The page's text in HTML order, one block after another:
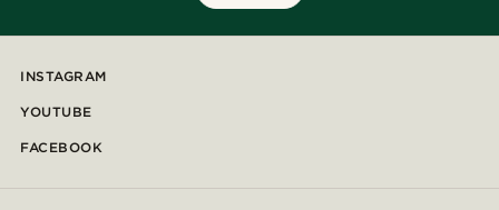
INSTAGRAM
YOUTUBE
FACEBOOK